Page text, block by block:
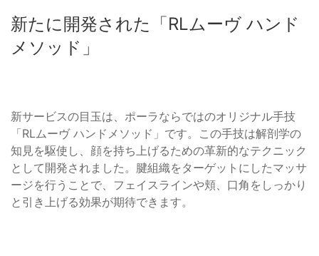
新たに開発された「RLムーヴ ハンド
メソッド」
新サービスの目玉は、ポーラならではのオリジナル手技
「RLムーヴ ハンドメソッド」です。この手技は解剖学の
知見を駆使し、顔を持ち上げるための革新的なテクニック
として開発されました。腱組織をターゲットにしたマッサ
ージを行うことで、フェイスラインや頬、口角をしっかり
と引き上げる効果が期待できます。